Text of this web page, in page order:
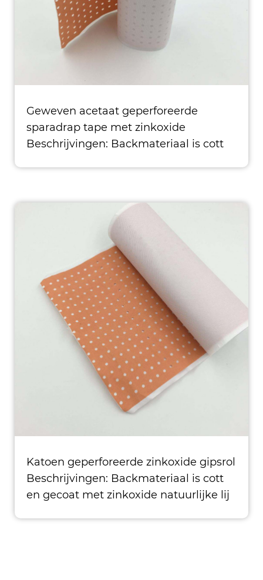
Geweven acetaat geperforeerde
sparadrap tape met zinkoxide
Beschrijvingen: Backmateriaal is cott
Katoen geperforeerde zinkoxide gipsrol
Beschrijvingen: Backmateriaal is cott
en gecoat met zinkoxide natuurlijke lij